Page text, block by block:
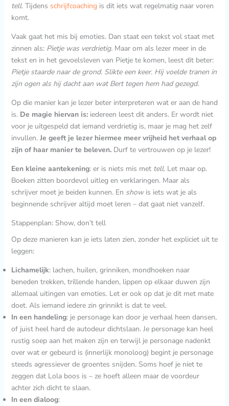
tell. Tijdens schrijfcoachingis dit iets wat regelmatig naar voren
komt.
Vaak gaat het mis bij emoties. Dan staat een tekst vol staat met
zinnen als: Pietje was verdrietig.Maar om als lezer meer in de
tekst en in het gevoelsleven van Pietje te komen, leest dit beter:
Pietje staarde naar de grond. Slikte een keer. Hij voelde tranen in
zijn ogen als hij dacht aan wat Bert tegen hem had gezegd.
Op die manier kan je lezer beter interpreteren wat er aan de hand
is. De magie hiervan is:iedereen leest dit anders. Er wordt niet
voor je uitgespeld dat iemand verdrietig is, maar je mag het zelf
invullen. Je geeft je lezer hiermee meer vrijheid het verhaal op
zijn of haar manier te beleven. Durf te vertrouwen op je lezer!
Een kleine aantekening: er is niets mis met tell. Let maar op.
Boeken zitten boordevol uitleg en verklaringen. Maar als
schrijver moet je beiden kunnen. En showis iets wat je als
beginnende schrijver altijd moet leren – dat gaat niet vanzelf.
Stappenplan: Show, don’t tell
Op deze manieren kan je iets laten zien, zonder het expliciet uit te
leggen:
Lichamelijk: lachen, huilen, grinniken, mondhoeken naar
beneden trekken, trillende handen, lippen op elkaar duwen zijn
allemaal uitingen van emoties. Let er ook op dat je dit met mate
doet. Als iemand iedere zin grinnikt is dat te veel.
In een handeling: je personage kan door je verhaal heen dansen,
of juist heel hard de autodeur dichtslaan. Je personage kan heel
rustig soep aan het maken zijn en terwijl je personage nadenkt
over wat er gebeurd is (innerlijk monoloog) begint je personage
steeds agressiever de groentes snijden. Soms hoef je niet te
zeggen dat Lola boos is – ze hoeft alleen maar de voordeur
achter zich dicht te slaan.
In een dialoog: